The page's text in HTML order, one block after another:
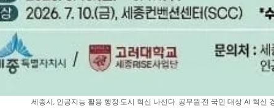
세종시, 인공지능 활용 행정·도시 혁신 나선다. 공무원·전 국민 대상 AI 혁